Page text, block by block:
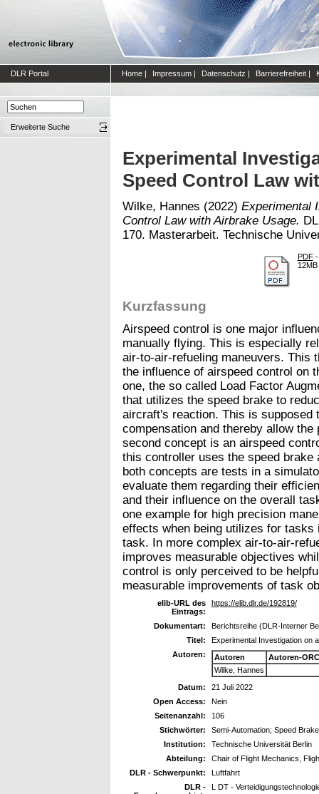
DLR Portal Home | Impressum | Datenschutz | Barrierefreiheit |
Erweiterte Suche
Experimental
Speed Control Law
Wilke, Hannes (2022) Experimental
Control Law with Airbrake Usage.
170. Masterarbeit. Technische
PDF-
12MB
Kurzfassung
Airspeed control is one major
manually flying. This is especially
air-to-air-refueling maneuvers. This
the influence of airspeed control on
one, the so called Load Factor
that utilizes the speed brake to
aircraft's reaction. This is supposed
compensation and thereby allow
second concept is an airspeed
this controller uses the speed
both concepts are tests in a
evaluate them regarding their
and their influence on the overall
one example for high precision
effects when being utilizes for
task. In more complex air-to-air-
improves measurable objectives
control is only perceived to be
measurable improvements of task
elib-URL des
Eintrags:
https://elib.dlr.de/192819/
Dokumentart:
Berichtsreihe (DLR-Interner
Titel:
Experimental Investigation on
Autoren:
Autoren
Autoren-
Wilke, Hannes
Datum:
21 Juli 2022
Open Access:
Nein
Seitenanzahl:
106
Stichwörter:
Semi-Automation; Speed
Institution:
Technische Universität Berlin
Abteilung:
Chair of Flight Mechanics,
DLR - Schwerpunkt:
Luftfahrt
DLR -
L DT -